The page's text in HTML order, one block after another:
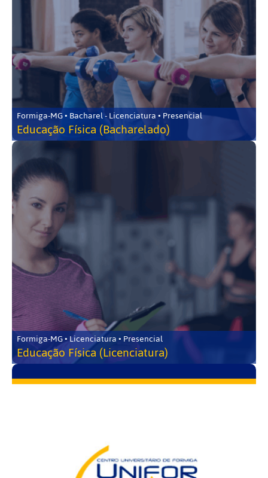
Formiga-MG • Bacharel - Licenciatura • Presencial
Educação Física (Bacharelado)
Formiga-MG • Licenciatura • Presencial
Educação Física (Licenciatura)